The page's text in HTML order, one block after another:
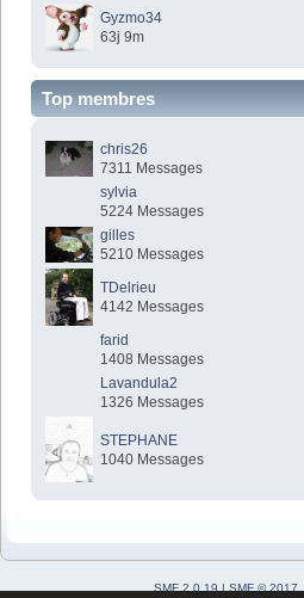
Gyzmo34
63j 9m
Top membres
chris26
7311 Messages
sylvia
5224 Messages
gilles
5210 Messages
TDelrieu
4142 Messages
farid
1408 Messages
Lavandula2
1326 Messages
STEPHANE
1040 Messages
SMF 2.0.19 | SMF © 2017